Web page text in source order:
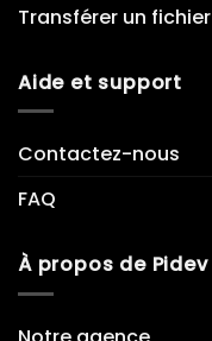
Transférer un fichier
Aide et support
Contactez-nous
FAQ
À propos de Pidev